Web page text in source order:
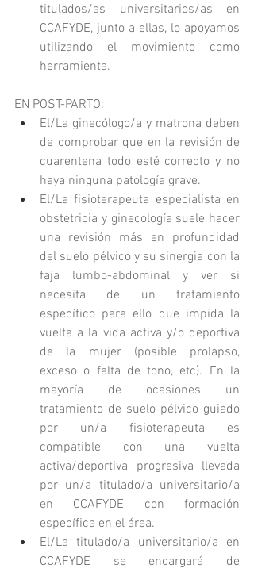
titulados/as universitarios/as en
CCAFYDE, junto a ellas, lo apoyamos
utilizando el movimiento como
herramienta.
EN POST-PARTO:
El/La ginecólogo/a y matrona deben
de comprobar que en la revisión de
cuarentena todo esté correcto y no
haya ninguna patología grave.
El/La fisioterapeuta especialista en
obstetricia y ginecología suele hacer
una revisión más en profundidad
del suelo pélvico y su sinergia con la
faja lumbo-abdominal y ver si
necesita de un tratamiento
específico para ello que impida la
vuelta a la vida activa y/o deportiva
de la mujer (posible prolapso,
exceso o falta de tono, etc). En la
mayoría de ocasiones un
tratamiento de suelo pélvico guiado
por un/a fisioterapeuta es
compatible con una vuelta
activa/deportiva progresiva llevada
por un/a titulado/a universitario/a
en CCAFYDE con formación
específica en el área.
El/La titulado/a universitario/a en
CCAFYDE se encargará de